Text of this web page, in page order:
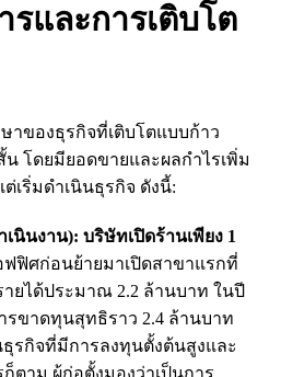
รและการเติบโต
าของธุรกิจที่เติบโตแบบก้าว
น โดยมียอดขายและผลกําไรเพิ่ม
เริ่มดําเนินธุรกิจ ดังนี้:
นินงาน): บริษัทเปิดร้านเพียง 1
ฟิศก่อนย้ายมาเปิดสาขาแรกที่
ายได้ประมาณ 2.2 ล้านบาท ในปี
ขาดทุนสุทธิราว 2.4 ล้านบาท
ธุรกิจที่มีการลงทุนตั้งต้นสูงและ